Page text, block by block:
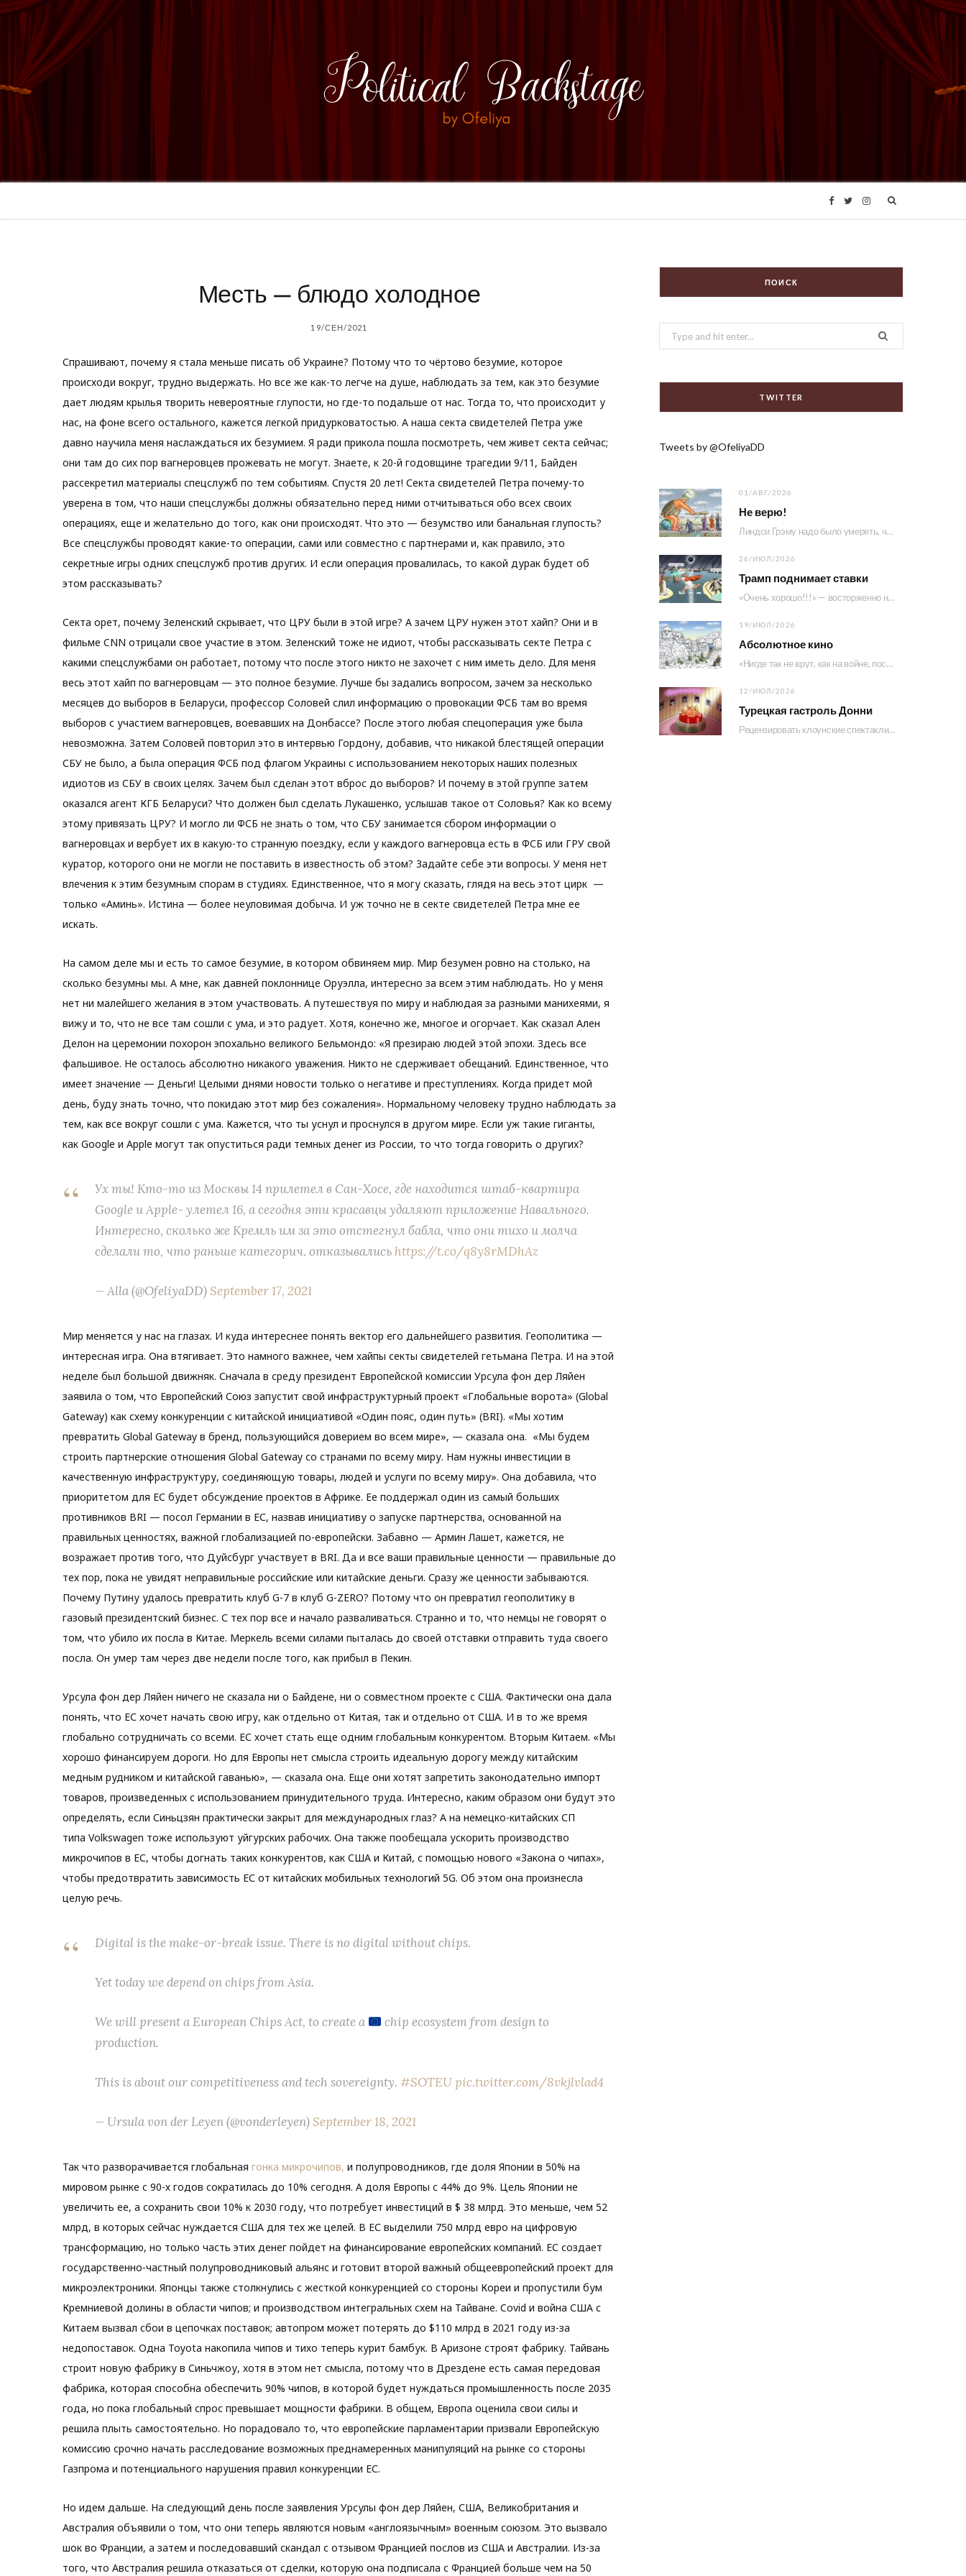
F
b
o
T
t
e
I
a
g
Месть — блюдо холодное
19/СЕН/2021
Спрашивают, почему я стала меньше писать об Украине? Потому что то чёртово безумие, которое
происходи вокруг, трудно выдержать. Но все же как-то легче на душе, наблюдать за тем, как это безумие
дает людям крылья творить невероятные глупости, но где-то подальше от нас. Тогда то, что происходит у
нас, на фоне всего остального, кажется легкой придурковатостью. А наша секта свидетелей Петра уже
давно научила меня наслаждаться их безумием. Я ради прикола пошла посмотреть, чем живет секта сейчас;
они там до сих пор вагнеровцев прожевать не могут. Знаете, к 20-й годовщине трагедии 9/11, Байден
рассекретил материалы спецслужб по тем событиям. Спустя 20 лет! Секта свидетелей Петра почему-то
уверена в том, что наши спецслужбы должны обязательно перед ними отчитываться обо всех своих
операциях, еще и желательно до того, как они происходят. Что это — безумство или банальная глупость?
Все спецслужбы проводят какие-то операции, сами или совместно с партнерами и, как правило, это
секретные игры одних спецслужб против других. И если операция провалилась, то какой дурак будет об
этом рассказывать?
Секта орет, почему Зеленский скрывает, что ЦРУ были в этой игре? А зачем ЦРУ нужен этот хайп? Они и в
фильме CNN отрицали свое участие в этом. Зеленский тоже не идиот, чтобы рассказывать секте Петра с
какими спецслужбами он работает, потому что после этого никто не захочет с ним иметь дело. Для меня
весь этот хайп по вагнеровцам — это полное безумие. Лучше бы задались вопросом, зачем за несколько
месяцев до выборов в Беларуси, профессор Соловей слил информацию о провокации ФСБ там во время
выборов с участием вагнеровцев, воевавших на Донбассе? После этого любая спецоперация уже была
невозможна. Затем Соловей повторил это в интервью Гордону, добавив, что никакой блестящей операции
СБУ не было, а была операция ФСБ под флагом Украины с использованием некоторых наших полезных
идиотов из СБУ в своих целях. Зачем был сделан этот вброс до выборов? И почему в этой группе затем
оказался агент КГБ Беларуси? Что должен был сделать Лукашенко, услышав такое от Соловья? Как ко всему
этому привязать ЦРУ? И могло ли ФСБ не знать о том, что СБУ занимается сбором информации о
вагнеровцах и вербует их в какую-то странную поездку, если у каждого вагнеровца есть в ФСБ или ГРУ свой
куратор, которого они не могли не поставить в известность об этом? Задайте себе эти вопросы. У меня нет
влечения к этим безумным спорам в студиях. Единственное, что я могу сказать, глядя на весь этот цирк —
только «Аминь». Истина — более неуловимая добыча. И уж точно не в секте свидетелей Петра мне ее
искать.
На самом деле мы и есть то самое безумие, в котором обвиняем мир. Мир безумен ровно на столько, на
сколько безумны мы. А мне, как давней поклоннице Оруэлла, интересно за всем этим наблюдать. Но у меня
нет ни малейшего желания в этом участвовать. А путешествуя по миру и наблюдая за разными манихеями, я
вижу и то, что не все там сошли с ума, и это радует. Хотя, конечно же, многое и огорчает. Как сказал Ален
Делон на церемонии похорон эпохально великого Бельмондо: «Я презираю людей этой эпохи. Здесь все
фальшивое. Не осталось абсолютно никакого уважения. Никто не сдерживает обещаний. Единственное, что
имеет значение — Деньги! Целыми днями новости только о негативе и преступлениях. Когда придет мой
день, буду знать точно, что покидаю этот мир без сожаления». Нормальному человеку трудно наблюдать за
тем, как все вокруг сошли с ума. Кажется, что ты уснул и проснулся в другом мире. Если уж такие гиганты,
как Google и Apple могут так опуститься ради темных денег из России, то что тогда говорить о других?
Ух ты! Кто-то из Москвы 14 прилетел в Сан-Хосе, где находится штаб-квартира
Google и Apple- улетел 16, а сегодня эти красавцы удаляют приложение Навального.
Интересно, сколько же Кремль им за это отстегнул бабла, что они тихо и молча
сделали то, что раньше категорич. отказывались https://t.co/q8y8rMDhAz
— Alla (@OfeliyaDD) September 17, 2021
Мир меняется у нас на глазах. И куда интереснее понять вектор его дальнейшего развития. Геополитика —
интересная игра. Она втягивает. Это намного важнее, чем хайпы секты свидетелей гетьмана Петра. И на этой
неделе был большой движняк. Сначала в среду президент Европейской комиссии Урсула фон дер Ляйен
заявила о том, что Европейский Союз запустит свой инфраструктурный проект «Глобальные ворота» (Global
Gateway) как схему конкуренции с китайской инициативой «Один пояс, один путь» (BRI). «Мы хотим
превратить Global Gateway в бренд, пользующийся доверием во всем мире», — сказала она. «Мы будем
строить партнерские отношения Global Gateway со странами по всему миру. Нам нужны инвестиции в
качественную инфраструктуру, соединяющую товары, людей и услуги по всему миру». Она добавила, что
приоритетом для ЕС будет обсуждение проектов в Африке. Ее поддержал один из самый больших
противников BRI — посол Германии в ЕС, назвав инициативу о запуске партнерства, основанной на
правильных ценностях, важной глобализацией по-европейски. Забавно — Армин Лашет, кажется, не
возражает против того, что Дуйсбург участвует в BRI. Да и все ваши правильные ценности — правильные до
тех пор, пока не увидят неправильные российские или китайские деньги. Сразу же ценности забываются.
Почему Путину удалось превратить клуб G-7 в клуб G-ZERO? Потому что он превратил геополитику в
газовый президентский бизнес. С тех пор все и начало разваливаться. Странно и то, что немцы не говорят о
том, что убило их посла в Китае. Меркель всеми силами пыталась до своей отставки отправить туда своего
посла. Он умер там через две недели после того, как прибыл в Пекин.
Урсула фон дер Ляйен ничего не сказала ни о Байдене, ни о совместном проекте с США. Фактически она дала
понять, что ЕС хочет начать свою игру, как отдельно от Китая, так и отдельно от США. И в то же время
глобально сотрудничать со всеми. ЕС хочет стать еще одним глобальным конкурентом. Вторым Китаем. «Мы
хорошо финансируем дороги. Но для Европы нет смысла строить идеальную дорогу между китайским
медным рудником и китайской гаванью», — сказала она. Еще они хотят запретить законодательно импорт
товаров, произведенных с использованием принудительного труда. Интересно, каким образом они будут это
определять, если Синьцзян практически закрыт для международных глаз? А на немецко-китайских СП
типа Volkswagen тоже используют уйгурских рабочих. Она также пообещала ускорить производство
микрочипов в ЕС, чтобы догнать таких конкурентов, как США и Китай, с помощью нового «Закона о чипах»,
чтобы предотвратить зависимость ЕС от китайских мобильных технологий 5G. Об этом она произнесла
целую речь.
Digital is the make-or-break issue. There is no digital without chips.
Yet today we depend on chips from Asia.
We will present a European Chips Act, to create a
chip ecosystem from design to
production.
This is about our competitiveness and tech sovereignty. #SOTEUpic.twitter.com/8vkjlvlad4
— Ursula von der Leyen (@vonderleyen) September 18, 2021
Так что разворачивается глобальная гонка микрочипов, и полупроводников, где доля Японии в 50% на
мировом рынке с 90-х годов сократилась до 10% сегодня. А доля Европы с 44% до 9%. Цель Японии не
увеличить ее, а сохранить свои 10% к 2030 году, что потребует инвестиций в $ 38 млрд. Это меньше, чем 52
млрд, в которых сейчас нуждается США для тех же целей. В ЕС выделили 750 млрд евро на цифровую
трансформацию, но только часть этих денег пойдет на финансирование европейских компаний. ЕС создает
государственно-частный полупроводниковый альянс и готовит второй важный общеевропейский проект для
микроэлектроники. Японцы также столкнулись с жесткой конкуренцией со стороны Кореи и пропустили бум
Кремниевой долины в области чипов; и производством интегральных схем на Тайване. Covid и война США с
Китаем вызвал сбои в цепочках поставок; автопром может потерять до $110 млрд в 2021 году из-за
недопоставок. Одна Toyota накопила чипов и тихо теперь курит бамбук. В Аризоне строят фабрику. Тайвань
строит новую фабрику в Синьчжоу, хотя в этом нет смысла, потому что в Дрездене есть самая передовая
фабрика, которая способна обеспечить 90% чипов, в которой будет нуждаться промышленность после 2035
года, но пока глобальный спрос превышает мощности фабрики. В общем, Европа оценила свои силы и
решила плыть самостоятельно. Но порадовало то, что европейские парламентарии призвали Европейскую
комиссию срочно начать расследование возможных преднамеренных манипуляций на рынке со стороны
Газпрома и потенциального нарушения правил конкуренции ЕС.
Но идем дальше. На следующий день после заявления Урсулы фон дер Ляйен, США, Великобритания и
Австралия объявили о том, что они теперь являются новым «англоязычным» военным союзом. Это вызвало
шок во Франции, а затем и последовавший скандал с отзывом Францией послов из США и Австралии. Из-за
того, что Австралия решила отказаться от сделки, которую она подписала с Францией больше чем на 50
ПОИСК
Search
for:
TWITTER
Tweets by @OfeliyaDD
01/АВГ/2026
Не верю!
Линдси Грэму надо было умереть, чтобы Сенат принял его законопроект. А Зеленскому пришлось принять участие…
26/ИЮЛ/2026
Трамп поднимает ставки
«Очень хорошо!!!» — восторженно написал Донни у себя в Truth Social, поделившись фрагментом предстоящего интервью Лоры Лумер…
19/ИЮЛ/2026
Абсолютное кино
«Нигде так не врут, как на войне, после охоты и перед выборами», — говорил то…
12/ИЮЛ/2026
Турецкая гастроль Донни
Рецензировать клоунские спектакли Донни и его многочисленной свиты на полном серьезе — нет смысла. Конечно…